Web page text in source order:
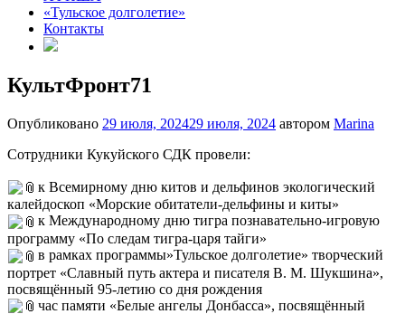
«Тульское долголетие»
Контакты
КультФронт71
Опубликовано 29 июля, 202429 июля, 2024 автором Marina
Сотрудники Кукуйского СДК провели:
к Всемирному дню китов и дельфинов экологический
калейдоскоп «Морские обитатели-дельфины и киты»
к Международному дню тигра познавательно-игровую
программу «По следам тигра-царя тайги»
в рамках программы»Тульское долголетие» творческий
портрет «Славный путь актера и писателя В. М. Шукшина»,
посвящённый 95-летию со дня рождения
час памяти «Белые ангелы Донбасса», посвящённый